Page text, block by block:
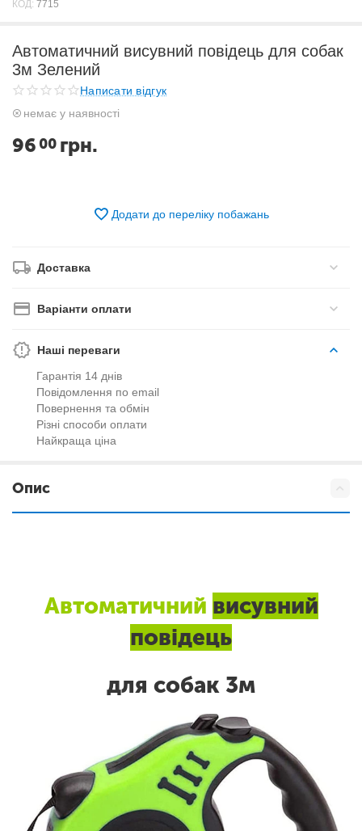
КОД: 7715
Автоматичний висувний повідець для собак
3м Зелений
Написати відгук
немає у наявності
96 00 грн.
Додати до переліку побажань
Доставка
Варіанти оплати
Наші переваги
Гарантія 14 днів
Повідомлення по email
Повернення та обмін
Різні способи оплати
Найкраща ціна
Опис
Автоматичний висувний
повідець
для собак 3м